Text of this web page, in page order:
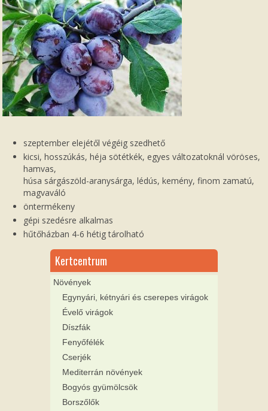
szeptember elejétől végéig szedhető
kicsi, hosszúkás, héja sötétkék, egyes változatoknál vöröses,
hamvas,
húsa sárgászöld-aranysárga, lédús, kemény, finom zamatú,
magvaváló
öntermékeny
gépi szedésre alkalmas
hűtőházban 4-6 hétig tárolható
Kertcentrum
Növények
Egynyári, kétnyári és cserepes virágok
Évelő virágok
Díszfák
Fenyőfélék
Cserjék
Mediterrán növények
Bogyós gyümölcsök
Borszőlők